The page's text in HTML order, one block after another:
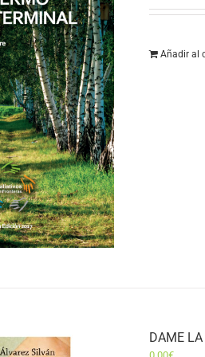
Añadir al
DAME